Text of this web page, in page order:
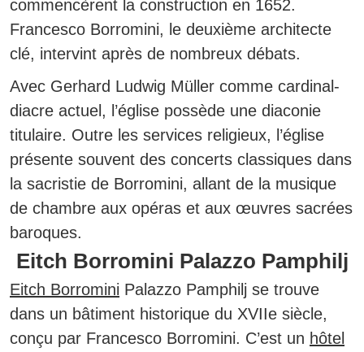
commencèrent la construction en 1652.
Francesco Borromini, le deuxième architecte
clé, intervint après de nombreux débats.
Avec Gerhard Ludwig Müller comme cardinal-
diacre actuel, l’église possède une diaconie
titulaire. Outre les services religieux, l’église
présente souvent des concerts classiques dans
la sacristie de Borromini, allant de la musique
de chambre aux opéras et aux œuvres sacrées
baroques.
Eitch Borromini Palazzo Pamphilj
Eitch Borromini Palazzo Pamphilj se trouve
dans un bâtiment historique du XVIIe siècle,
conçu par Francesco Borromini. C’est un hôtel